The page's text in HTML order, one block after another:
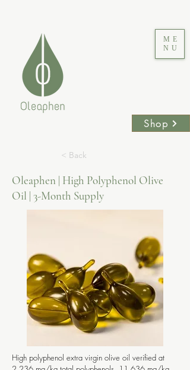
ME
NU
Shop
< Back
Oleaphen | High Polyphenol Olive
Oil | 3-Month Supply
High polyphenol extra virgin olive oil verified at